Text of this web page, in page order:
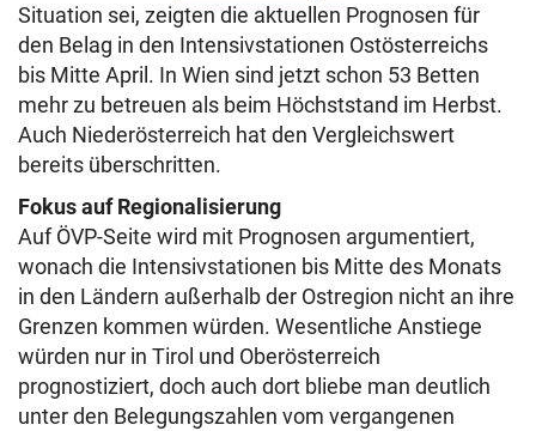
Situation sei, zeigten die aktuellen Prognosen für
den Belag in den Intensivstationen Ostösterreichs
bis Mitte April. In Wien sind jetzt schon 53 Betten
mehr zu betreuen als beim Höchststand im Herbst.
Auch Niederösterreich hat den Vergleichswert
bereits überschritten.
Fokus auf Regionalisierung
Auf ÖVP-Seite wird mit Prognosen argumentiert,
wonach die Intensivstationen bis Mitte des Monats
in den Ländern außerhalb der Ostregion nicht an ihre
Grenzen kommen würden. Wesentliche Anstiege
würden nur in Tirol und Oberösterreich
prognostiziert, doch auch dort bliebe man deutlich
unter den Belegungszahlen vom vergangenen